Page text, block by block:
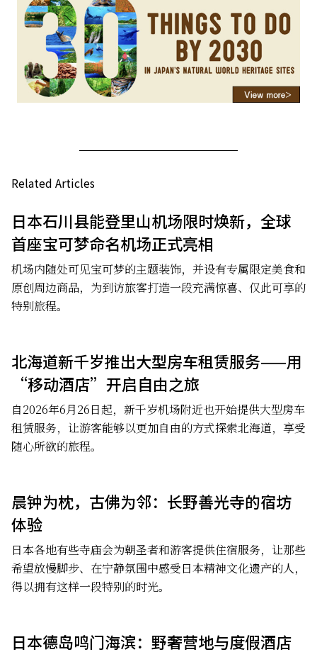
Related Articles
日本石川县能登里山机场限时焕新，全球
首座宝可梦命名机场正式亮相
机场内随处可见宝可梦的主题装饰，并设有专属限定美食和
原创周边商品，为到访旅客打造一段充满惊喜、仅此可享的
特别旅程。
北海道新千岁推出大型房车租赁服务——用
“移动酒店”开启自由之旅
自2026年6月26日起，新千岁机场附近也开始提供大型房车
租赁服务，让游客能够以更加自由的方式探索北海道，享受
随心所欲的旅程。
晨钟为枕，古佛为邻：长野善光寺的宿坊
体验
日本各地有些寺庙会为朝圣者和游客提供住宿服务，让那些
希望放慢脚步、在宁静氛围中感受日本精神文化遗产的人，
得以拥有这样一段特别的时光。
日本德岛鸣门海滨：野奢营地与度假酒店